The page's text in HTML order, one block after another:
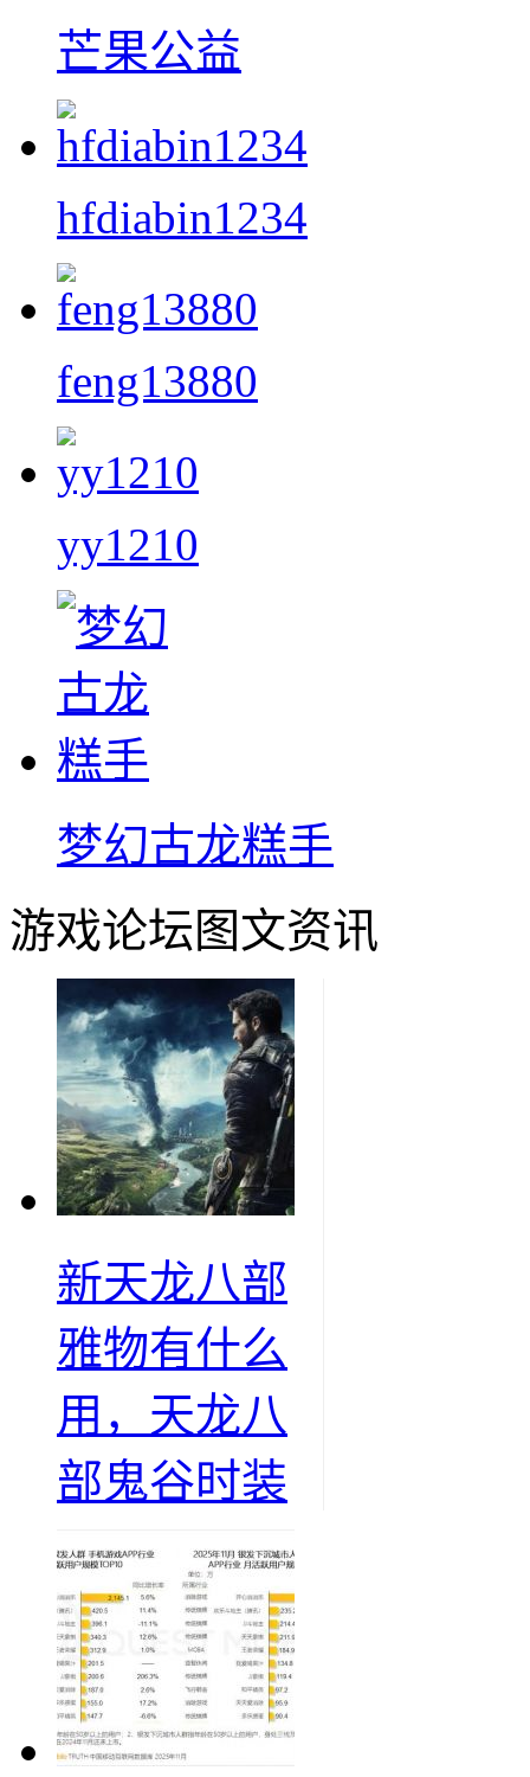
芒果公益
hfdiabin1234
feng13880
yy1210
梦幻古龙糕手
游戏论坛图文资讯
新天龙八部
雅物有什么
用，天龙八
部鬼谷时装